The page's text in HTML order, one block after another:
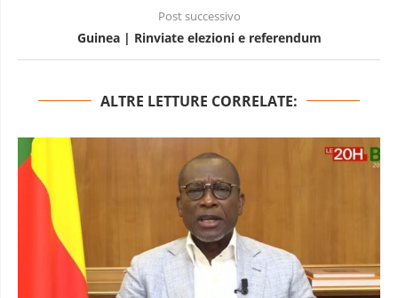
Post successivo
Guinea | Rinviate elezioni e referendum
ALTRE LETTURE CORRELATE: